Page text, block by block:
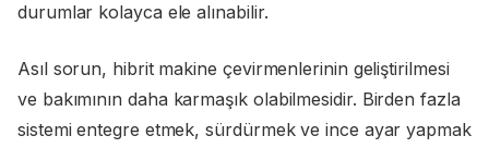
durumlar kolayca ele alınabilir.
Asıl sorun, hibrit makine çevirmenlerinin geliştirilmesi
ve bakımının daha karmaşık olabilmesidir. Birden fazla
sistemi entegre etmek, sürdürmek ve ince ayar yapmak